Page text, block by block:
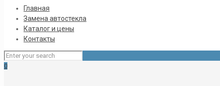
Главная
Замена автостекла
Каталог и цены
Контакты
0